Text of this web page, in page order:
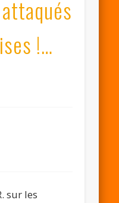
!…
sur les